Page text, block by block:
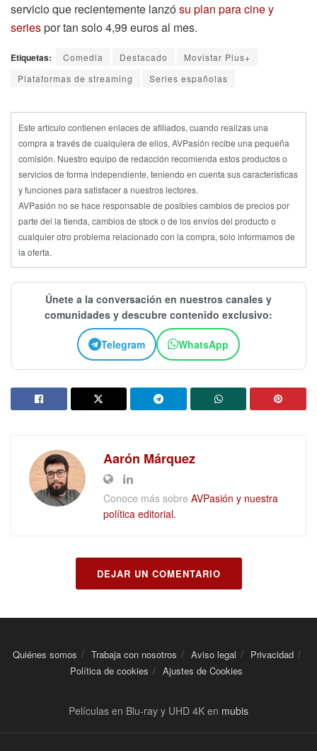
servicio que recientemente lanzósu plan para cine y
seriespor tan solo 4,99 euros al mes.
Etiquetas: Comedia Destacado
Movistar Plus+
Plataformas de streaming
Series españolas
Este artículo contienen enlaces de afiliados, cuando realizas una
compra a través de cualquiera de ellos, AVPasión recibe una pequeña
comisión. Nuestro equipo de redacción recomienda estos productos o
servicios de forma independiente, teniendo en cuenta sus características
y funciones para satisfacer a nuestros lectores.
AVPasión no se hace responsable de posibles cambios de precios por
parte del la tienda, cambios de stock o de los envíos del producto o
cualquier otro problema relacionado con la compra, solo informamos de
la oferta.
Únete a la conversación en nuestros canales y
comunidades y descubre contenido exclusivo:
Telegram WhatsApp
Aarón Márquez
Conoce más sobre AVPasión y nuestra
política editorial.
DEJAR UN COMENTARIO
Quiénes somos Trabaja con nosotros Aviso legal
Privacidad
Política de cookies
Ajustes de Cookies
Películas en Blu-ray y UHD 4K en mubis